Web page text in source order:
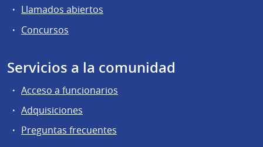
Llamados abiertos
Concursos
Servicios a la comunidad
Acceso a funcionarios
Adquisiciones
Preguntas frecuentes